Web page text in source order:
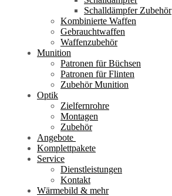
Schalldämpfer Zubehör
Kombinierte Waffen
Gebrauchtwaffen
Waffenzubehör
Munition
Patronen für Büchsen
Patronen für Flinten
Zubehör Munition
Optik
Zielfernrohre
Montagen
Zubehör
Angebote
Komplettpakete
Service
Dienstleistungen
Kontakt
Wärmebild & mehr